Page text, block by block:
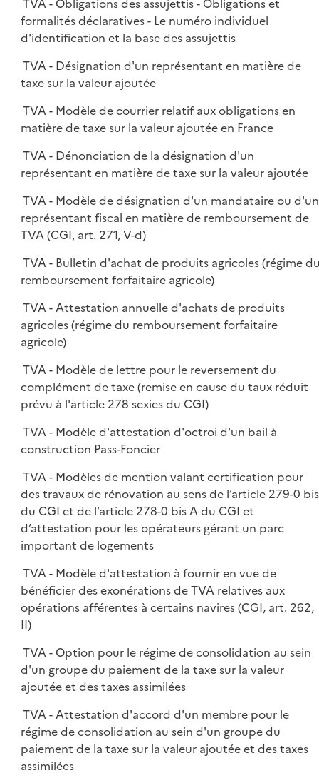
TVA - Obligations des assujettis - Obligations et
formalités déclaratives - Le numéro individuel
d'identification et la base des assujettis
TVA - Désignation d'un représentant en matière de
taxe sur la valeur ajoutée
TVA - Modèle de courrier relatif aux obligations en
matière de taxe sur la valeur ajoutée en France
TVA - Dénonciation de la désignation d'un
représentant en matière de taxe sur la valeur ajoutée
TVA - Modèle de désignation d'un mandataire ou d'un
représentant fiscal en matière de remboursement de
TVA (CGI, art. 271, V-d)
TVA - Bulletin d'achat de produits agricoles (régime
remboursement forfaitaire agricole)
TVA - Attestation annuelle d'achats de produits
agricoles (régime du remboursement forfaitaire
agricole)
TVA - Modèle de lettre pour le reversement du
complément de taxe (remise en cause du taux réduit
prévu à l'article 278 sexies du CGI)
TVA - Modèle d'attestation d'octroi d'un bail à
construction Pass-Foncier
TVA - Modèles de mention valant certification pour
des travaux de rénovation au sens de l’article 279-0 bis
du CGI et de l’article 278-0 bis A du CGI et
d’attestation pour les opérateurs gérant un parc
important de logements
TVA - Modèle d'attestation à fournir en vue de
bénéficier des exonérations de TVA relatives aux
opérations afférentes à certains navires (CGI, art. 262,
II)
TVA - Option pour le régime de consolidation au sein
d'un groupe du paiement de la taxe sur la valeur
ajoutée et des taxes assimilées
TVA - Attestation d'accord d'un membre pour le
régime de consolidation au sein d'un groupe du
paiement de la taxe sur la valeur ajoutée et des taxes
assimilées